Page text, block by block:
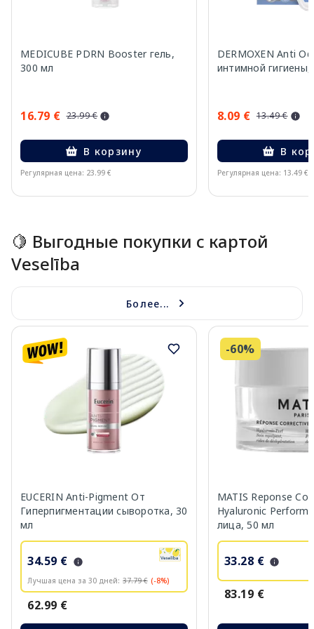
MEDICUBE PDRN Booster гель,
300 мл
16.79 € 23.99 €
В корзину
Регулярная цена: 23.99 €
DERMOXEN Anti
интимной
8.09 € 13.49 €
В
Регулярная цена: 13.49 €
🍋 Выгодные покупки с картой
Veselība
Более...
EUCERIN Anti-Pigment От
Гиперпигментации сыворотка, 30
мл
34.59 €
Лучшая цена за 30 дней: 37.79 € (-8%)
62.99 €
-60%
MATIS Reponse
Hyaluronic
лица, 50 мл
33.28 €
83.19 €